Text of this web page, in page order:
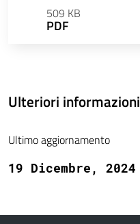
509 KB
PDF
Ulteriori informazioni
Ultimo aggiornamento
19 Dicembre, 2024